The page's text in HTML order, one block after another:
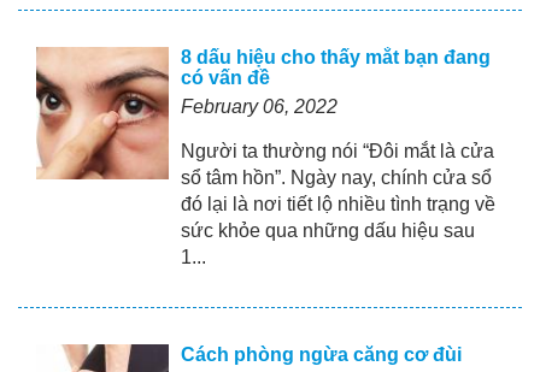
8 dấu hiệu cho thấy mắt bạn đang
có vấn đề
February 06, 2022
Người ta thường nói “Đôi mắt là cửa
sổ tâm hồn”. Ngày nay, chính cửa sổ
đó lại là nơi tiết lộ nhiều tình trạng về
sức khỏe qua những dấu hiệu sau
1...
Cách phòng ngừa căng cơ đùi